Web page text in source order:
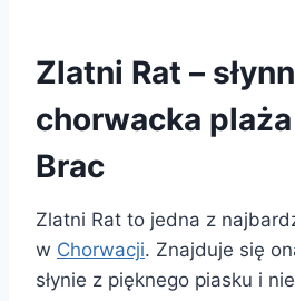
Zlatni Rat –
chorwacka
Brac
Zlatni Rat to jedna z
w Chorwacji. Znajduje się
słynie z pięknego piasku i